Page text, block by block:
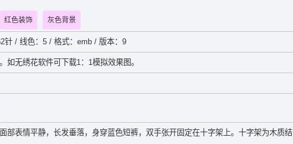
红色装饰 灰色背景
针 / 线色：5 / 格式：emb / 版本：9
无绣花软件可下载1：1模拟效果图。
表情平静，长发垂落，身穿蓝色短裤，双手张开固定在十字架上。十字架为木质结